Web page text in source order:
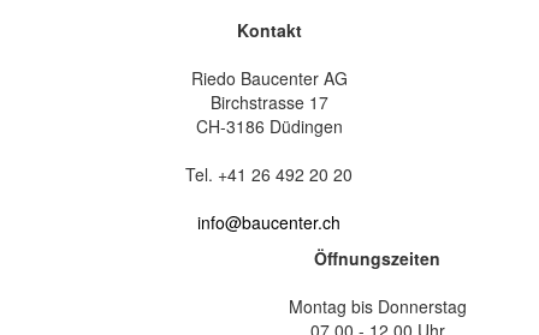
Kontakt
Riedo Baucenter AG
Birchstrasse 17
CH-3186 Düdingen
Tel. +41 26 492 20 20
info@baucenter.ch
Öffnungszeiten
Montag bis Donnerstag
07.00 - 12.00 Uhr